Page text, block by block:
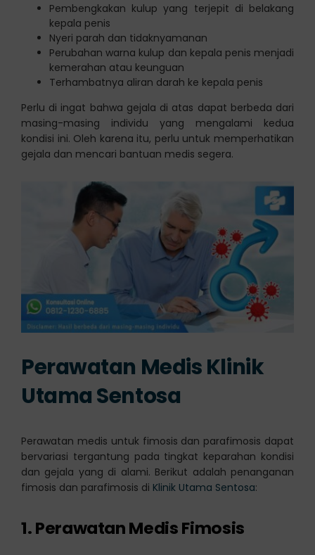
Pembengkakan kulup yang terjepit di belakang
kepala penis
Nyeri parah dan tidaknyamanan
Perubahan warna kulup dan kepala penis menjadi
kemerahan atau keunguan
Terhambatnya aliran darah ke kepala penis
Perlu di ingat bahwa gejala di atas dapat berbeda dari
masing-masing individu yang mengalami kedua
kondisi ini. Oleh karena itu, perlu untuk memperhatikan
gejala dan mencari bantuan medis segera.
Perawatan MedisKlinik
Utama Sentosa
Perawatan medis untuk fimosis dan parafimosis dapat
bervariasi tergantung pada tingkat keparahan kondisi
dan gejala yang di alami. Berikut adalah penanganan
fimosis dan parafimosis di Klinik Utama Sentosa:
1. Perawatan Medis Fimosis